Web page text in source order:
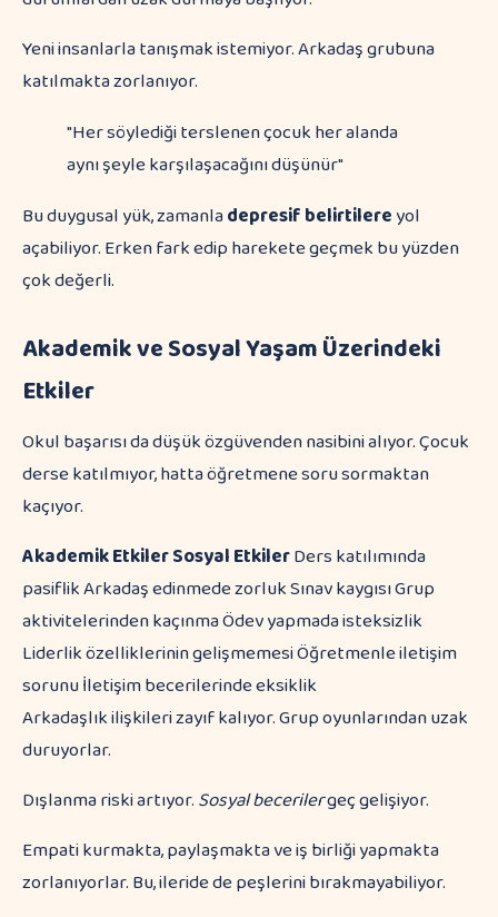
Yeni insanlarla tanışmak istemiyor. Arkadaş grubuna
katılmakta zorlanıyor.
"Her söylediği terslenen çocuk her alanda
aynı şeyle karşılaşacağını düşünür"
Bu duygusal yük, zamanladepresif belirtilereyol
açabiliyor. Erken fark edip harekete geçmek bu yüzden
çok değerli.
Akademik ve Sosyal Yaşam Üzerindeki
Etkiler
Okul başarısı da düşük özgüvenden nasibini alıyor. Çocuk
derse katılmıyor, hatta öğretmene soru sormaktan
kaçıyor.
Akademik EtkilerSosyal EtkilerDers katılımında
pasiflik Arkadaş edinmede zorluk Sınav kaygısı Grup
aktivitelerinden kaçınma Ödev yapmada isteksizlik
Liderlik özelliklerinin gelişmemesi Öğretmenle iletişim
sorunu İletişim becerilerinde eksiklik
Arkadaşlık ilişkileri zayıf kalıyor. Grup oyunlarından uzak
duruyorlar.
Dışlanma riski artıyor.Sosyal becerilergeç gelişiyor.
Empati kurmakta, paylaşmakta ve iş birliği yapmakta
zorlanıyorlar. Bu, ileride de peşlerini bırakmayabiliyor.